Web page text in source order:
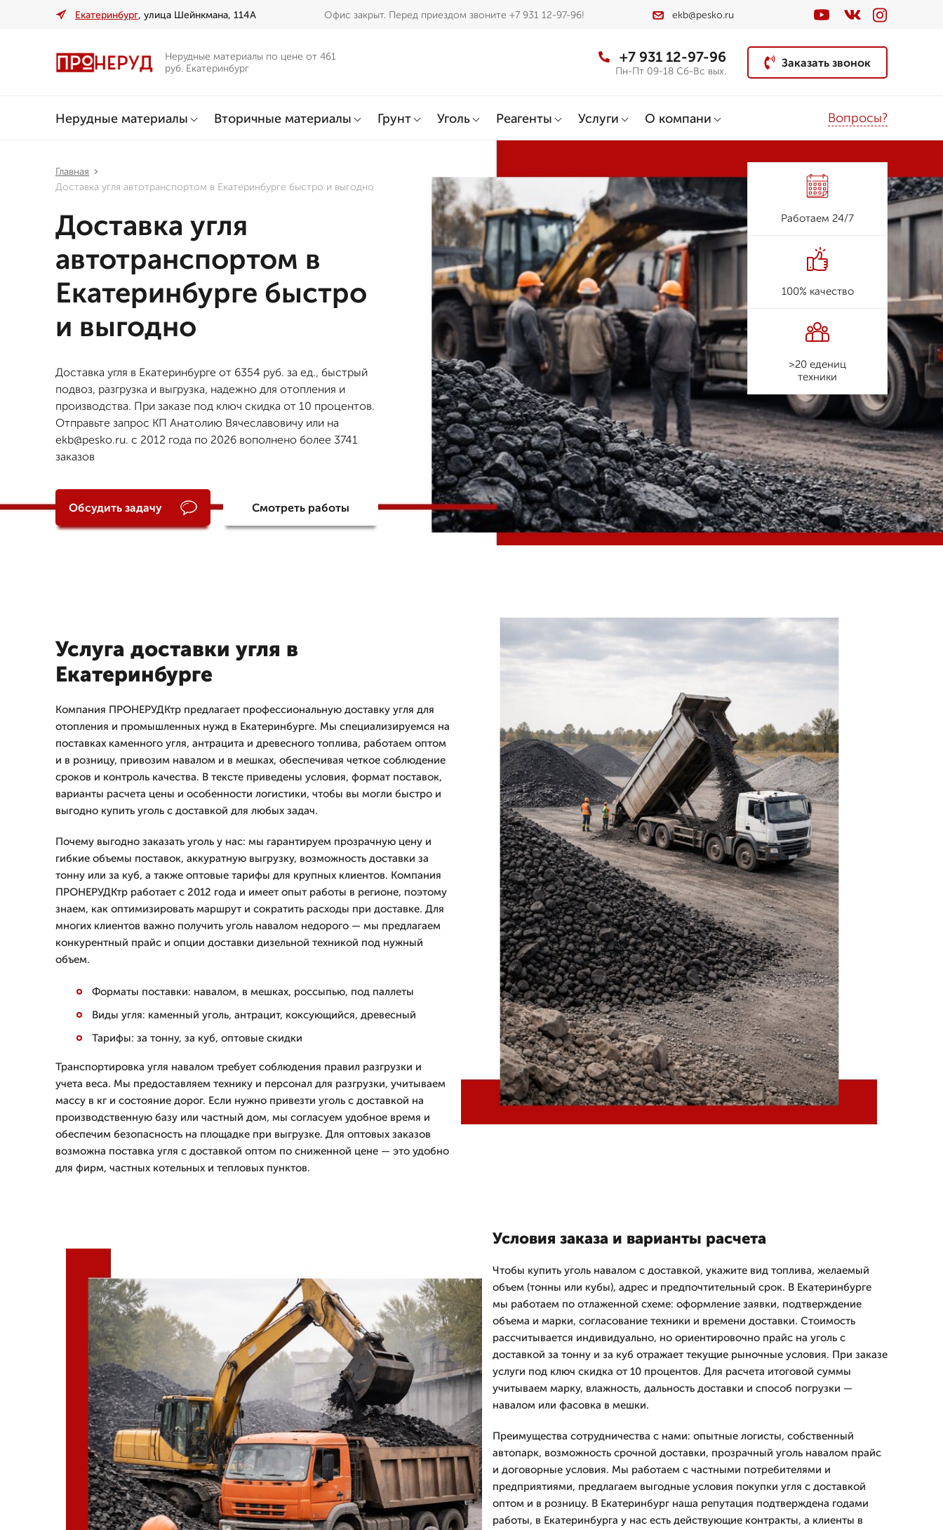
Екатеринбург, улица Шейнкмана, 114А Офис закрыт. Перед приездом звоните +7 931 12-97-96! ekb@pesko.ru
Нерудные материалы по цене от 461
руб. Екатеринбург
+7 931 12-97-96
Пн-Пт 09-18 Сб-Вс вых.
Заказать звонок
Нерудные материалы Вторичные материалы Грунт Уголь Реагенты Услуги О компани Вопросы?
Главная
Доставка угля автотранспортом в Екатеринбурге быстро и выгодно
Доставка угля
автотранспортом в
Екатеринбурге быстро
и выгодно
Доставка угля в Екатеринбурге от 6354 руб. за ед., быстрый
подвоз, разгрузка и выгрузка, надежно для отопления и
производства. При заказе под ключ скидка от 10 процентов.
Отправьте запрос КП Анатолию Вячеславовичу или на
ekb@pesko.ru. с 2012 года по 2026 вополнено более 3741
заказов
Обсудить задачу Смотреть работы
Работаем 24/7
100% качество
>20 едениц
техники
Услуга доставки угля в
Екатеринбурге
Компания ПРОНЕРУДКтр предлагает профессиональную доставку угля для
отопления и промышленных нужд в Екатеринбурге. Мы специализируемся на
поставках каменного угля, антрацита и древесного топлива, работаем оптом
и в розницу, привозим навалом и в мешках, обеспечивая четкое соблюдение
сроков и контроль качества. В тексте приведены условия, формат поставок,
варианты расчета цены и особенности логистики, чтобы вы могли быстро и
выгодно купить уголь с доставкой для любых задач.
Почему выгодно заказать уголь у нас: мы гарантируем прозрачную цену и
гибкие объемы поставок, аккуратную выгрузку, возможность доставки за
тонну или за куб, а также оптовые тарифы для крупных клиентов. Компания
ПРОНЕРУДКтр работает с 2012 года и имеет опыт работы в регионе, поэтому
знаем, как оптимизировать маршрут и сократить расходы при доставке. Для
многих клиентов важно получить уголь навалом недорого — мы предлагаем
конкурентный прайс и опции доставки дизельной техникой под нужный
объем.
Форматы поставки: навалом, в мешках, россыпью, под паллеты
Виды угля: каменный уголь, антрацит, коксующийся, древесный
Тарифы: за тонну, за куб, оптовые скидки
Транспортировка угля навалом требует соблюдения правил разгрузки и
учета веса. Мы предоставляем технику и персонал для разгрузки, учитываем
массу в кг и состояние дорог. Если нужно привезти уголь с доставкой на
производственную базу или частный дом, мы согласуем удобное время и
обеспечим безопасность на площадке при выгрузке. Для оптовых заказов
возможна поставка угля с доставкой оптом по сниженной цене — это удобно
для фирм, частных котельных и тепловых пунктов.
Условия заказа и варианты расчета
Чтобы купить уголь навалом с доставкой, укажите вид топлива, желаемый
объем (тонны или кубы), адрес и предпочтительный срок. В Екатеринбурге
мы работаем по отлаженной схеме: оформление заявки, подтверждение
объема и марки, согласование техники и времени доставки. Стоимость
рассчитывается индивидуально, но ориентировочно прайс на уголь с
доставкой за тонну и за куб отражает текущие рыночные условия. При заказе
услуги под ключ скидка от 10 процентов. Для расчета итоговой суммы
учитываем марку, влажность, дальность доставки и способ погрузки —
навалом или фасовка в мешки.
Преимущества сотрудничества с нами: опытные логисты, собственный
автопарк, возможность срочной доставки, прозрачный уголь навалом прайс
и договорные условия. Мы работаем с частными потребителями и
предприятиями, предлагаем выгодные условия покупки угля с доставкой
оптом и в розницу. В Екатеринбург наша репутация подтверждена годами
работы, в Екатеринбурга у нас есть действующие контракты, а клиенты в